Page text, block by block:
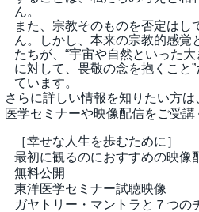
ん。
また、宗教そのものを否定はし
ん。しかし、本来の宗教的感覚
たちが、“宇宙や自然といった
に対して、畏敬の念を抱くこと”
ています。
さらに詳しい情報を知りたい方は
医学セミナーや映像配信をご受講
［幸せな人生を歩むために］
最初に観るのにおすすめの映像
無料公開
東洋医学セミナー試聴映像
ガヤトリー・マントラと７つの